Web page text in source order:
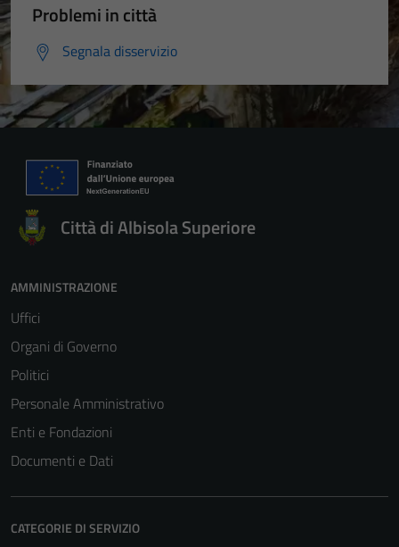
Problemi in città
Segnala disservizio
Città di Albisola Superiore
AMMINISTRAZIONE
Uffici
Organi di Governo
Politici
Personale Amministrativo
Enti e Fondazioni
Documenti e Dati
CATEGORIE DI SERVIZIO